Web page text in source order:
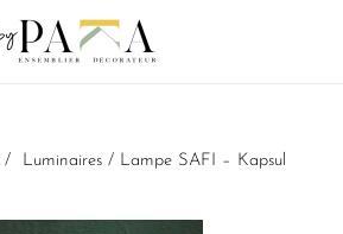
/ Luminaires / Lampe SAFI – Kapsul